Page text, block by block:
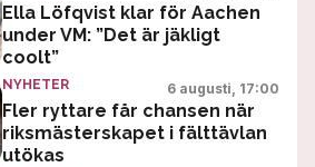
Ella Löfqvist klar för Aachen
under VM: ”Det är jäkligt
coolt”
NYHETER 6 augusti, 17:00
Fler ryttare får chansen när
riksmästerskapet i fälttävlan
utökas